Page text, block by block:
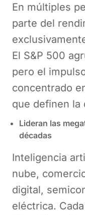
En múltiples
parte del
El S&P 500
pero el
concentrado
que definen la
Lideran las
décadas
Inteligencia
nube,
digital,
eléctrica.